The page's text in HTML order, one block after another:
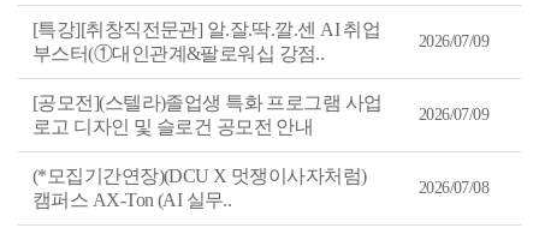
[특강][취창직전문관] 알.잘.딱.깔.센 AI 취업
부스터(①대인관계&팔로워십 강점..
2026/07/09
[공모전](스텔라)졸업생 특화 프로그램 사업
로고 디자인 및 슬로건 공모전 안내
2026/07/09
(*모집기간연장)(DCU X 멋쟁이사자처럼)
캠퍼스 AX-Ton (AI 실무..
2026/07/08